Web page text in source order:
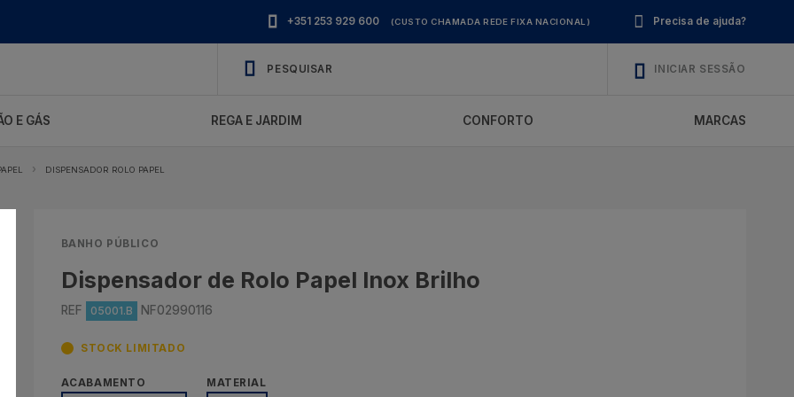
Precisa de ajuda?
+351 253 929 600 (CUSTO CHAMADA REDE FIXA NACIONAL)
INICIAR SESSÃO
E GÁS REGA E JARDIM CONFORTO MARCAS
DISPENSADOR ROLO PAPEL
BANHO PÚBLICO
Dispensador de Rolo Papel Inox Brilho
REF 05001.B NF02990116
STOCK LIMITADO
ACABAMENTO MATERIAL